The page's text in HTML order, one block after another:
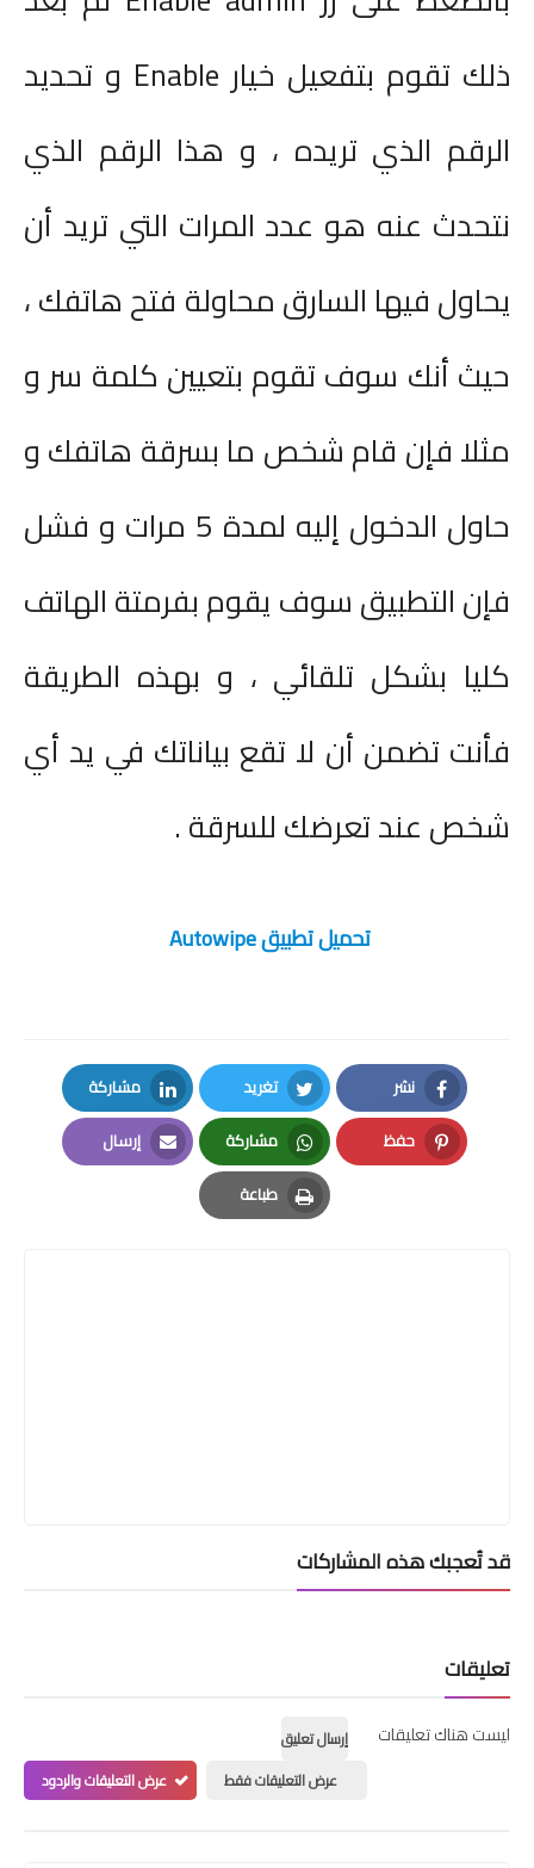
ذلك تقوم بتفعيل خيار Enable و تحديد
الرقم الذي تريده ، و هذا الرقم الذي
نتحدث عنه هو عدد المرات التي تريد أن
يحاول فيها السارق محاولة فتح هاتفك ،
حيث أنك سوف تقوم بتعيين كلمة سر و
مثلا فإن قام شخص ما بسرقة هاتفك و
حاول الدخول إليه لمدة 5 مرات و فشل
فإن التطبيق سوف يقوم بفرمتة الهاتف
كليا بشكل تلقائي ، و بهذه الطريقة
فأنت تضمن أن لا تقع بياناتك في يد أي
شخص عند تعرضك للسرقة .
تحميل تطبيقAutowipe
نشر
Facebook
تغريد
Twitter
مشاركة
LinkedIn
حفظ
Pinterest
مشاركة
Whatsapp
إرسال
Email
طباعة
Print
قد تُعجبك هذه المشاركات
تعليقات
ليست هناك تعليقات
إرسال تعليق
عرض التعليقات فقط
عرض التعليقات والردود